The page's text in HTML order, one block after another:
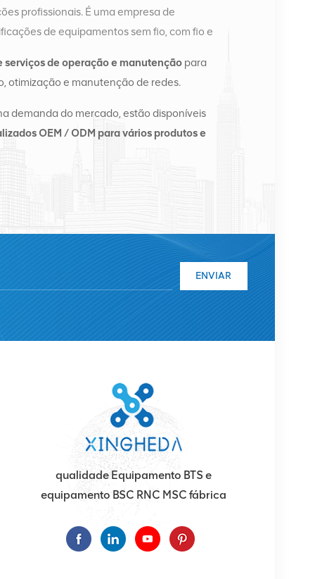
profissionais. É uma empresa de
de equipamentos sem fio, com fio e
e Hong Kong. Em 2016, montamos uma sede
China. Com sede na China, realizamos
Asiático, Europa, Estados Unidos, África e
e fornecemos às principais operadoras regionais
de equipamentos e serviços de manutenção
com produtos de alta qualidade,
serviços de operação e manutençãopara
otimização e manutenção de redes.
demanda do mercado, estão disponíveis
OEM / ODM para vários produtos e
ENVIAR
qualidade Equipamento BTS e
equipamento BSC RNC MSC fábrica